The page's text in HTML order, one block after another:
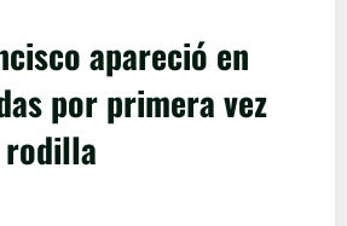
apareció en
por primera vez
rodilla